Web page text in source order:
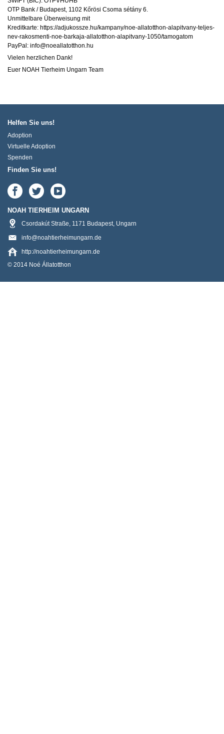
OTP Bank / Budapest, 1102 Kőrösi Csoma sétány 6.
Unmittelbare Überweisung mit
Kreditkarte: https://adjukossze.hu/kampany/noe-allatotthon-alapitvany-teljes-
nev-rakosmenti-noe-barkaja-allatotthon-alapitvany-1050/tamogatom
PayPal: info@noeallatotthon.hu
Vielen herzlichen Dank!
Euer NOAH Tierheim Ungarn Team
Helfen Sie uns!
Adoption
Virtuelle Adoption
Spenden
Finden Sie uns!
NOAH TIERHEIM UNGARN
Csordakút Straße, 1171 Budapest, Ungarn
info@noahtierheimungarn.de
http://noahtierheimungarn.de
© 2014 Noé Állatotthon